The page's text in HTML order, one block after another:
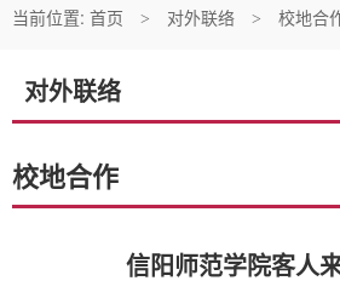
当前位置: 首页 > 对外联络 > 校地合
对外联络
校地合作
信阳师范学院客人